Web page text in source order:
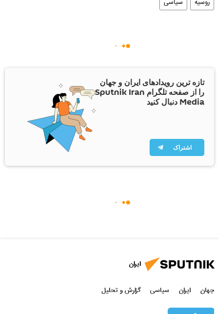
روسیه سیاسی
تازه ترین رویدادهای ایران و جهان
را از صفحه تلگرام Sputnik Iran
Media دنبال کنید
اشتراک
ایران
جهان ایران سیاسی گزارش و تحلیل